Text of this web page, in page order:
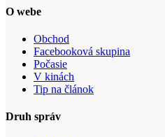
O webe
Obchod
Facebooková skupina
Počasie
V kinách
Tip na článok
Druh správ